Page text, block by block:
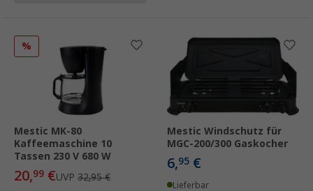
%
Mestic MK-80
Kaffeemaschine 10
Tassen 230 V 680 W
20,99 €UVP 32,95 €
Mestic Windschutz für
MGC-200/300 Gaskocher
6,95 €
Lieferbar